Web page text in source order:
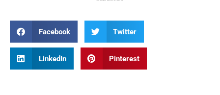
Facebook Twitter
LinkedIn Pinterest